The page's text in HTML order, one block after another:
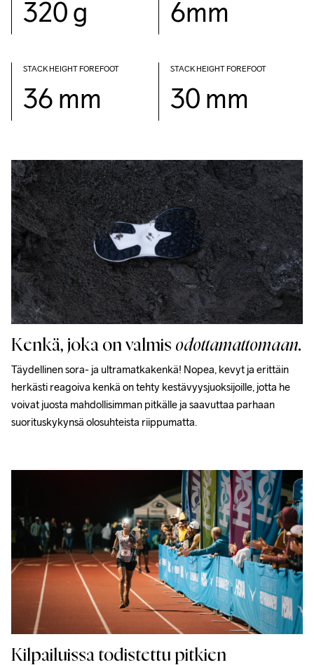
320 g 6mm
STACK HEIGHT FOREFOOT
36 mm
STACK HEIGHT FOREFOOT
30 mm
Kenkä, joka on valmis odottamattomaan.
Täydellinen sora- ja ultramatkakenkä! Nopea, kevyt ja erittäin
herkästi reagoiva kenkä on tehty kestävyysjuoksijoille, jotta he
voivat juosta mahdollisimman pitkälle ja saavuttaa parhaan
suorituskykynsä olosuhteista riippumatta.
Kilpailuissa todistettu pitkien